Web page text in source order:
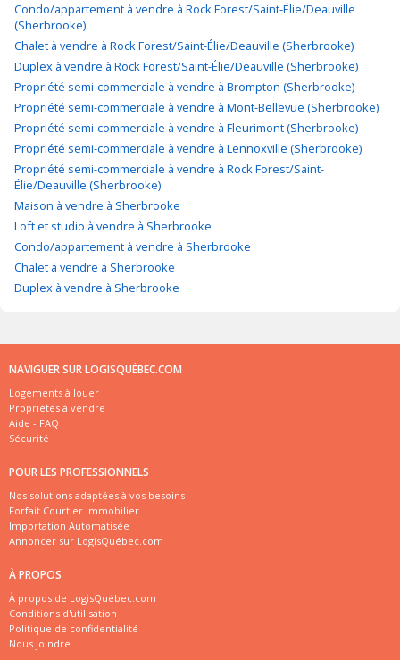
Condo/appartement à vendre à Rock Forest/Saint-Élie/Deauville
(Sherbrooke)
Chalet à vendre à Rock Forest/Saint-Élie/Deauville (Sherbrooke)
Duplex à vendre à Rock Forest/Saint-Élie/Deauville (Sherbrooke)
Propriété semi-commerciale à vendre à Brompton (Sherbrooke)
Propriété semi-commerciale à vendre à Mont-Bellevue (Sherbrooke)
Propriété semi-commerciale à vendre à Fleurimont (Sherbrooke)
Propriété semi-commerciale à vendre à Lennoxville (Sherbrooke)
Propriété semi-commerciale à vendre à Rock Forest/Saint-
Élie/Deauville (Sherbrooke)
Maison à vendre à Sherbrooke
Loft et studio à vendre à Sherbrooke
Condo/appartement à vendre à Sherbrooke
Chalet à vendre à Sherbrooke
Duplex à vendre à Sherbrooke
NAVIGUER SUR LOGISQUÉBEC.COM
Logements à louer
Propriétés à vendre
Aide - FAQ
Sécurité
POUR LES PROFESSIONNELS
Nos solutions adaptées à vos besoins
Forfait Courtier Immobilier
Importation Automatisée
Annoncer sur LogisQuébec.com
À PROPOS
À propos de LogisQuébec.com
Conditions d'utilisation
Politique de confidentialité
Nous joindre